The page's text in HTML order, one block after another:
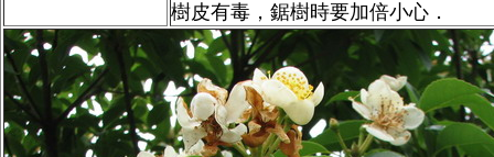
樹皮有毒，鋸樹時要加倍小心．